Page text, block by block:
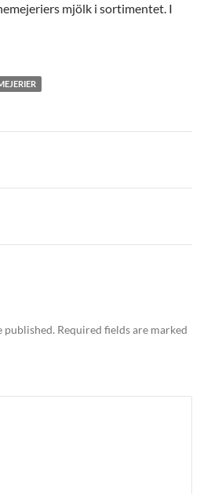
mjölk i sortimentet. I
published. Required fields are marked